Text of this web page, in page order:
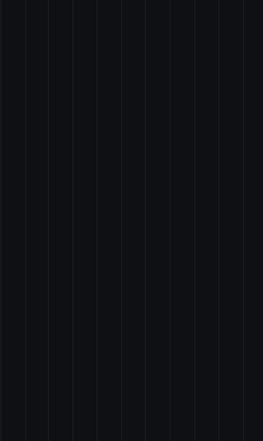
る法律案
の高額療養費等の制度の在り方に係る措置に関する法律案
置法及び中間貯蔵・環境安全事業株式会社法の一部を改正する法
律案
理の促進に関する法律の一部を改正する法律案
法律案
案
地方公務員の兼業の特例に関する法律案